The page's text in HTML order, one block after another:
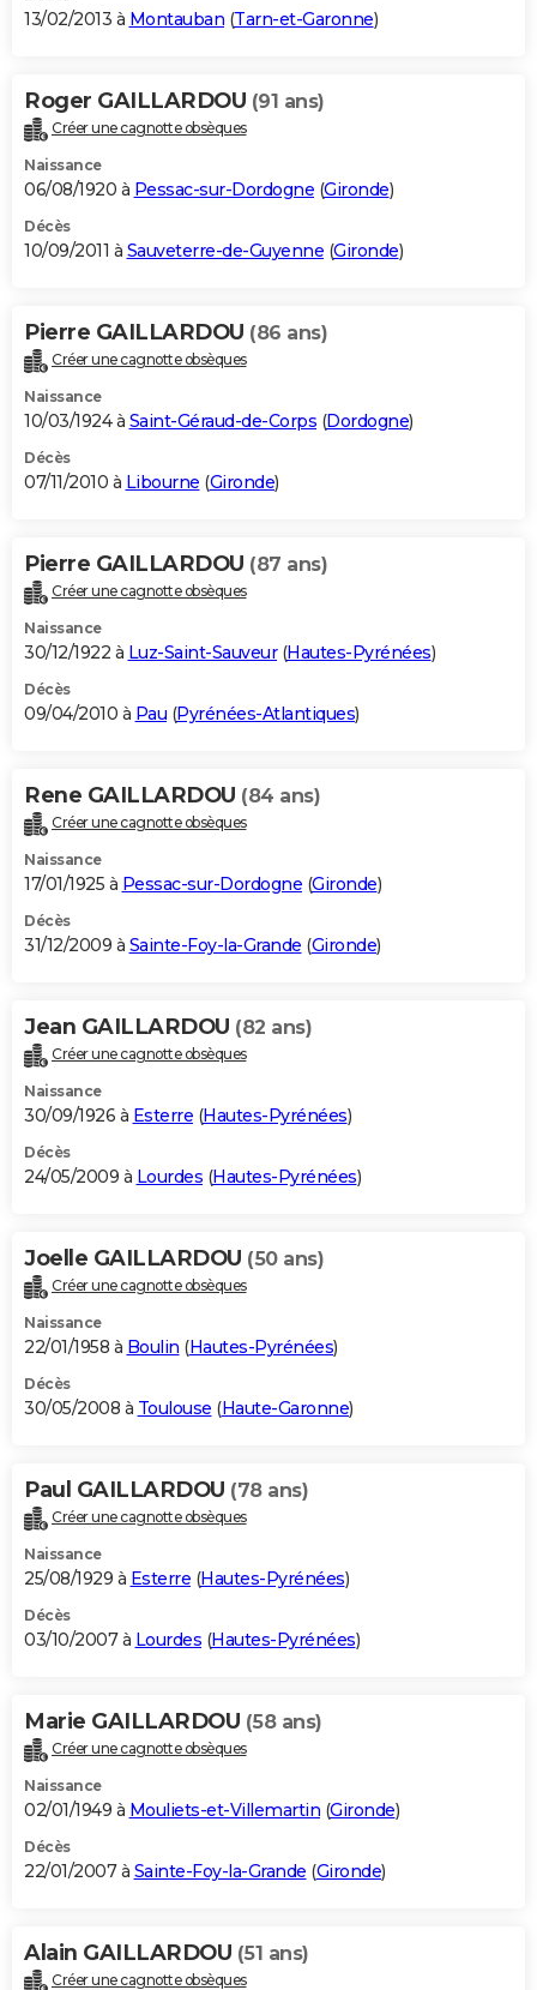
13/02/2013 à Montauban (Tarn-et-Garonne)
Roger GAILLARDOU (91 ans)
Créer une cagnotte obsèques
Naissance
06/08/1920 à Pessac-sur-Dordogne (Gironde)
Décès
10/09/2011 à Sauveterre-de-Guyenne (Gironde)
Pierre GAILLARDOU (86 ans)
Créer une cagnotte obsèques
Naissance
10/03/1924 à Saint-Géraud-de-Corps (Dordogne)
Décès
07/11/2010 à Libourne (Gironde)
Pierre GAILLARDOU (87 ans)
Créer une cagnotte obsèques
Naissance
30/12/1922 à Luz-Saint-Sauveur(Hautes-Pyrénées)
Décès
09/04/2010 à Pau (Pyrénées-Atlantiques)
Rene GAILLARDOU (84 ans)
Créer une cagnotte obsèques
Naissance
17/01/1925 à Pessac-sur-Dordogne (Gironde)
Décès
31/12/2009 à Sainte-Foy-la-Grande (Gironde)
Jean GAILLARDOU (82 ans)
Créer une cagnotte obsèques
Naissance
30/09/1926 à Esterre (Hautes-Pyrénées)
Décès
24/05/2009 à Lourdes (Hautes-Pyrénées)
Joelle GAILLARDOU (50 ans)
Créer une cagnotte obsèques
Naissance
22/01/1958 à Boulin (Hautes-Pyrénées)
Décès
30/05/2008 à Toulouse (Haute-Garonne)
Paul GAILLARDOU (78 ans)
Créer une cagnotte obsèques
Naissance
25/08/1929 à Esterre (Hautes-Pyrénées)
Décès
03/10/2007 à Lourdes (Hautes-Pyrénées)
Marie GAILLARDOU (58 ans)
Créer une cagnotte obsèques
Naissance
02/01/1949 à Mouliets-et-Villemartin (Gironde)
Décès
22/01/2007 à Sainte-Foy-la-Grande (Gironde)
Alain GAILLARDOU (51 ans)
Créer une cagnotte obsèques